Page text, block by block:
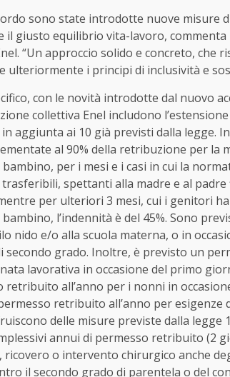
sono state introdotte nuove
il giusto equilibrio vita-lavoro,
“Un approccio solido e concreto, che
ulteriormente i principi di inclusività e
con le novità introdotte dal nuovo
collettiva Enel includono
aggiunta ai 10 già previsti dalla legge.
al 90% della retribuzione per la
per i mesi e i casi in cui la
spettanti alla madre e al
per ulteriori 3 mesi, cui i genitori
bambino, l’indennità è del 45%. Sono
nido e/o alla scuola materna, o in
secondo grado. Inoltre, è previsto un
lavorativa in occasione del primo
retribuito all’anno per i nonni in
retribuito all’anno per
delle misure previste dalla
annui di permesso retribuito (2
ricovero o intervento chirurgico anche
il secondo grado di parentela o del